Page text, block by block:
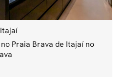
Praia Brava de Itajaí no